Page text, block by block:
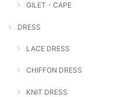
GILET・CAPE
DRESS
LACE DRESS
CHIFFON DRESS
KNIT DRESS